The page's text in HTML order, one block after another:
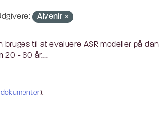
Alvenir
bruges til at evaluere ASR modeller på
20 - 60 år....
dokumenter).